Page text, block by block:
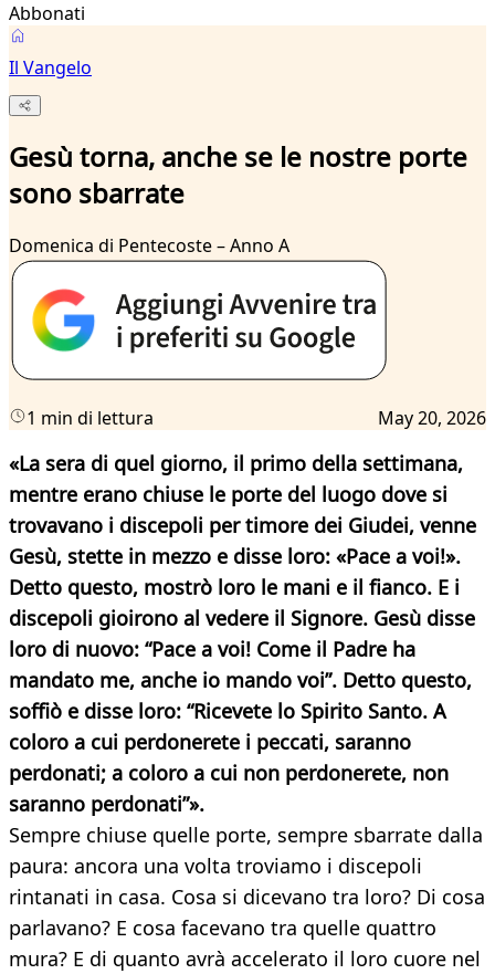
Abbonati
Il Vangelo
Gesù torna, anche se le nostre porte
sono sbarrate
Domenica di Pentecoste – Anno A
1 min di lettura May 20, 2026
«La sera di quel giorno, il primo della settimana,
mentre erano chiuse le porte del luogo dove si
trovavano i discepoli per timore dei Giudei, venne
Gesù, stette in mezzo e disse loro: «Pace a voi!».
Detto questo, mostrò loro le mani e il fianco. E i
discepoli gioirono al vedere il Signore. Gesù disse
loro di nuovo: “Pace a voi! Come il Padre ha
mandato me, anche io mando voi”. Detto questo,
soffiò e disse loro: “Ricevete lo Spirito Santo. A
coloro a cui perdonerete i peccati, saranno
perdonati; a coloro a cui non perdonerete, non
saranno perdonati”».
Sempre chiuse quelle porte, sempre sbarrate dalla
paura: ancora una volta troviamo i discepoli
rintanati in casa. Cosa si dicevano tra loro? Di cosa
parlavano? E cosa facevano tra quelle quattro
mura? E di quanto avrà accelerato il loro cuore nel